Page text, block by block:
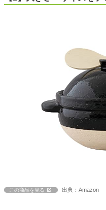
この商品を見る 出典：Amazon